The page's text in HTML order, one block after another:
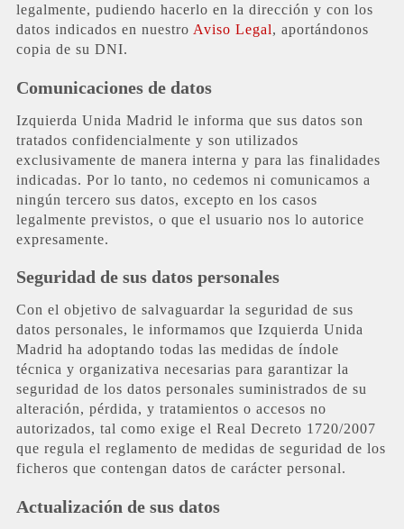
legalmente, pudiendo hacerlo en la dirección y con los
datos indicados en nuestro Aviso Legal, aportándonos
copia de su DNI.
Comunicaciones de datos
Izquierda Unida Madrid le informa que sus datos son
tratados confidencialmente y son utilizados
exclusivamente de manera interna y para las finalidades
indicadas. Por lo tanto, no cedemos ni comunicamos a
ningún tercero sus datos, excepto en los casos
legalmente previstos, o que el usuario nos lo autorice
expresamente.
Seguridad de sus datos personales
Con el objetivo de salvaguardar la seguridad de sus
datos personales, le informamos que Izquierda Unida
Madrid ha adoptando todas las medidas de índole
técnica y organizativa necesarias para garantizar la
seguridad de los datos personales suministrados de su
alteración, pérdida, y tratamientos o accesos no
autorizados, tal como exige el Real Decreto 1720/2007
que regula el reglamento de medidas de seguridad de los
ficheros que contengan datos de carácter personal.
Actualización de sus datos